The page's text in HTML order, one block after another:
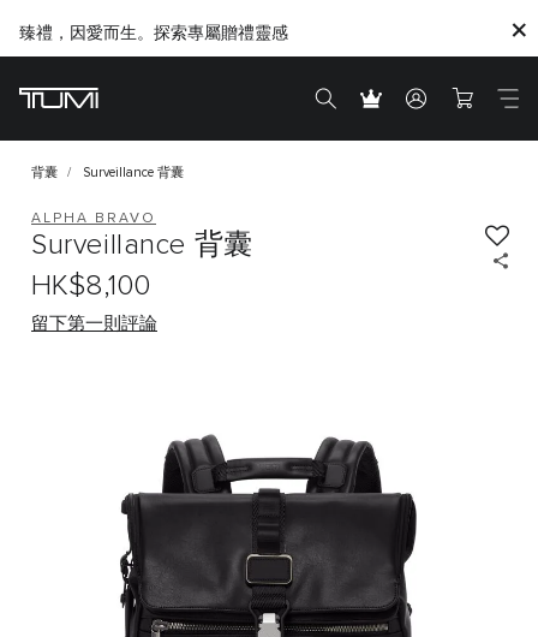
臻禮，因愛而生。探索專屬贈禮靈感
Citygate將進行内部重新裝修工程，期間暫停對外營業
背囊 Surveillance 背囊
ALPHA BRAVO
Surveillance 背囊
HK$8,100
留下第一則評論